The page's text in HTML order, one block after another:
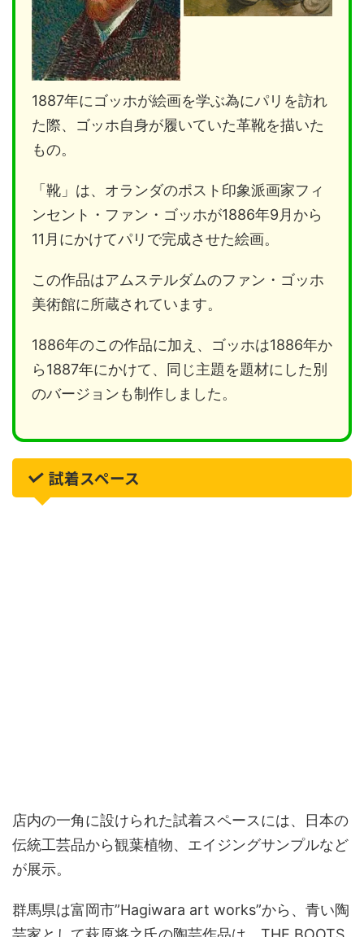
1887年にゴッホが絵画を学ぶ為にパリを訪れ
た際、ゴッホ自身が履いていた革靴を描いた
もの。
「靴」は、オランダのポスト印象派画家フィ
ンセント・ファン・ゴッホが1886年9月から
11月にかけてパリで完成させた絵画。
この作品はアムステルダムのファン・ゴッホ
美術館に所蔵されています。
1886年のこの作品に加え、ゴッホは1886年か
ら1887年にかけて、同じ主題を題材にした別
のバージョンも制作しました。
試着スペース
店内の一角に設けられた試着スペースには、日本の
伝統工芸品から観葉植物、エイジングサンプルなど
が展示。
群馬県は富岡市”Hagiwara art works”から、青い陶